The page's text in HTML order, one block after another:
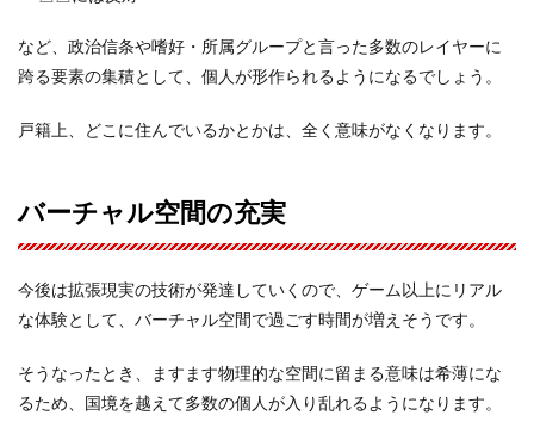
など、政治信条や嗜好・所属グループと言った多数のレイヤーに
跨る要素の集積として、個人が形作られるようになるでしょう。
戸籍上、どこに住んでいるかとかは、全く意味がなくなります。
バーチャル空間の充実
今後は拡張現実の技術が発達していくので、ゲーム以上にリアル
な体験として、バーチャル空間で過ごす時間が増えそうです。
そうなったとき、ますます物理的な空間に留まる意味は希薄にな
るため、国境を越えて多数の個人が入り乱れるようになります。